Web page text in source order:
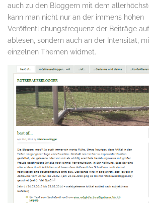
auch zu den Bloggern mit dem
kann man nicht nur an der immens hohen
Veröffentlichungsfrequenz der Beiträge
ablesen, sondern auch an der Intensität,
einzelnen Themen widmet.